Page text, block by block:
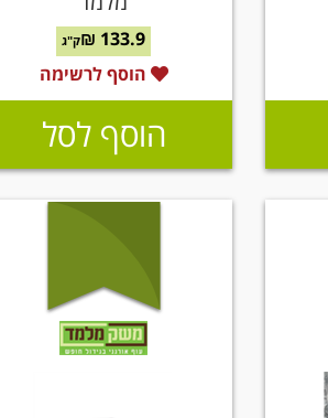
133.9 ₪ ק"ג
הוסף לרשימה
הוסף לסל